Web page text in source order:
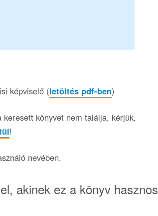
képviselő (letöltés pdf-ben)
könyvet nem találja, kérjük,
!
nevében.
akinek ez a könyv hasznos